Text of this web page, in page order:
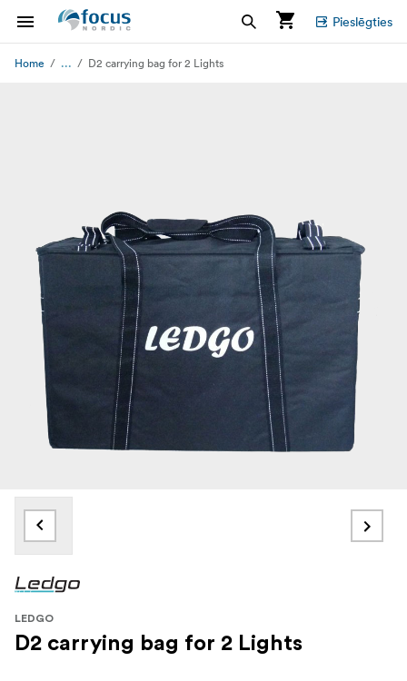
Pieslēgties
Home ... D2 carrying bag for 2 Lights
LEDGO
D2 carrying bag for 2 Lights